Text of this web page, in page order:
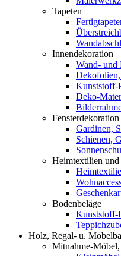
Tapeten
Innendekoration
Wand- und
Kunststoff-
Deko-
Fensterdekoration
Gardinen,
Schienen,
Heimtextilien und
Bodenbeläge
Kunststoff-
Holz, Regal- u.
Mitnahme-